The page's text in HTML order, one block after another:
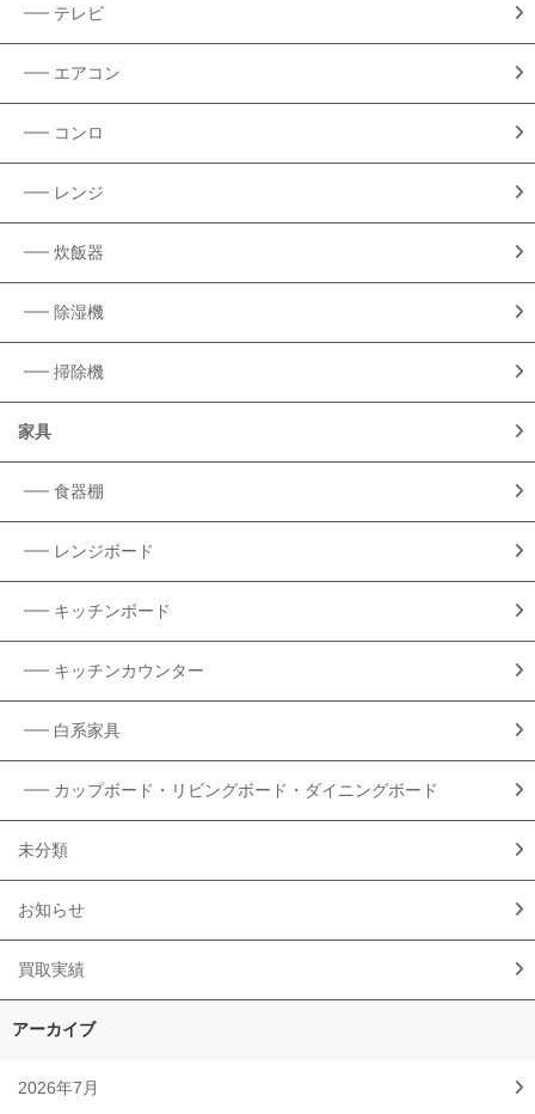
テレビ
エアコン
コンロ
レンジ
炊飯器
除湿機
掃除機
家具
食器棚
レンジボード
キッチンボード
キッチンカウンター
白系家具
カップボード・リビングボード・ダイニングボード
未分類
お知らせ
買取実績
アーカイブ
2026年7月